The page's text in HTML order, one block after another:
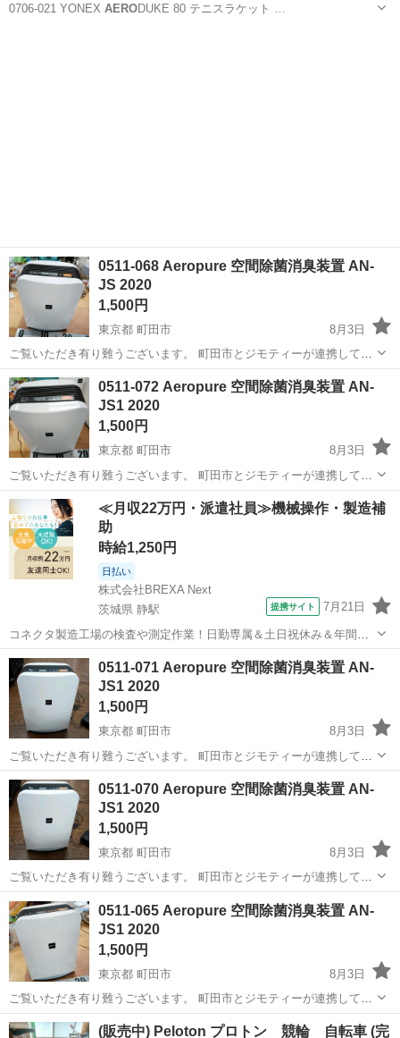
0706-021 YONEX AERO DUKE 80 テニスラケット …
0511-068 Aeropure 空間除菌消臭装置 AN-
JS 2020
1,500円
東京都 町田市
8月3日
ご覧いただき有り難うございます。 町田市とジモティーが連携して運
営しています。 粗⼤ごみ等の減量を⽬的にまだ使えるものをリユース
しています。 ★★★★★ ご自宅にある不要品を是非ジモティースポッ
トへお...
東京 町田市
0511-072 Aeropure 空間除菌消臭装置 AN-
JS1 2020
1,500円
東京都 町田市
8月3日
ご覧いただき有り難うございます。 町田市とジモティーが連携して運
営しています。 粗⼤ごみ等の減量を⽬的にまだ使えるものをリユース
しています。 ★★★★★ ご自宅にある不要品を是非ジモティースポッ
トへお...
東京 町田市 家電 リユース
≪月収22万円・派遣社員≫機械操作・製造補
助
時給1,250円
日払い
株式会社BREXA Next
茨城県 静駅
提携サイト 7月21日
コネクタ製造工場の検査や測定作業！日勤専属＆土日祝休み＆年間休
日128日★クリーンルーム内作業★マイカー通勤OK＆無料駐車場あり
★就業先食堂利用可！日払い制度あり！《茨城県常陸大宮市》 人気の
工場のお仕事 ◇コネクタ製造工...
茨城 常陸大宮市
0511-071 Aeropure 空間除菌消臭装置 AN-
JS1 2020
1,500円
東京都 町田市
8月3日
ご覧いただき有り難うございます。 町田市とジモティーが連携して運
営しています。 粗⼤ごみ等の減量を⽬的にまだ使えるものをリユース
しています。 ★★★★★ ご自宅にある不要品を是非ジモティースポッ
トへお...
東京 町田市
0511-070 Aeropure 空間除菌消臭装置 AN-
JS1 2020
1,500円
東京都 町田市
8月3日
ご覧いただき有り難うございます。 町田市とジモティーが連携して運
営しています。 粗⼤ごみ等の減量を⽬的にまだ使えるものをリユース
しています。 ★★★★★ ご自宅にある不要品を是非ジモティースポッ
トへお...
東京 町田市
0511-065 Aeropure 空間除菌消臭装置 AN-
JS1 2020
1,500円
東京都 町田市
8月3日
ご覧いただき有り難うございます。 町田市とジモティーが連携して運
営しています。 粗⼤ごみ等の減量を⽬的にまだ使えるものをリユース
しています。 ★★★★★ ご自宅にある不要品を是非ジモティースポッ
東京 町田市 家電
(販売中) Peloton プロトン 競輪 自転車 (完